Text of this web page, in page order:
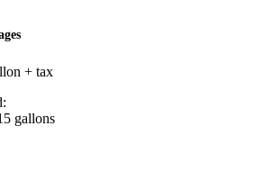
+ tax
gallons